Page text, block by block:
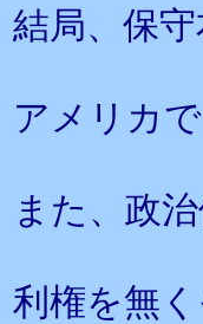
結局、保
アメリカ
また、政
利権を無